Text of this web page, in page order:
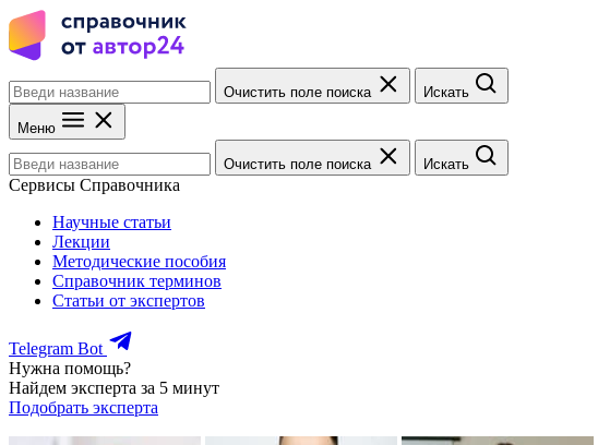
Очистить поле поиска Искать
Меню
Очистить поле поиска Искать
Сервисы Справочника
Научные статьи
Лекции
Методические пособия
Справочник терминов
Статьи от экспертов
Telegram Bot
Нужна помощь?
Найдем эксперта за 5 минут
Подобрать эксперта